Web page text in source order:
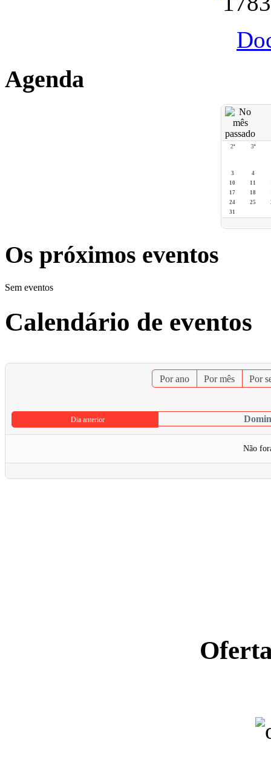
Agenda
2ª 3ª
3
4
10
11
17
18
24
25
31
Os próximos eventos
Sem eventos
Calendário de eventos
Por ano Por mês Por
Dia anterior
Não